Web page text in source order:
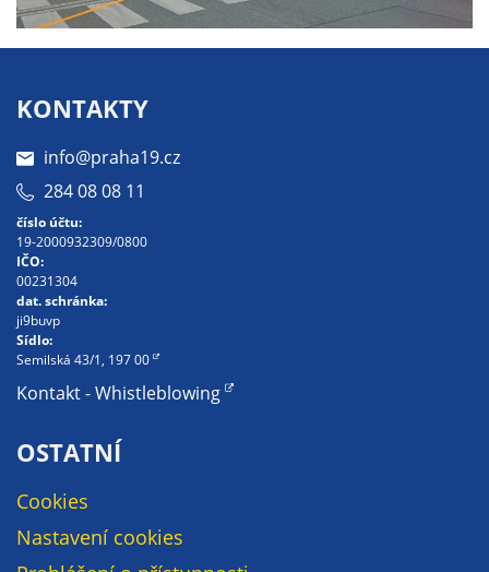
KONTAKTY
info@praha19.cz
284 08 08 11
číslo účtu:
19-2000932309/0800
IČO:
00231304
dat. schránka:
ji9buvp
Sídlo:
Semilská 43/1, 197 00
Kontakt - Whistleblowing
OSTATNÍ
Cookies
Nastavení cookies
Váš souhlas s